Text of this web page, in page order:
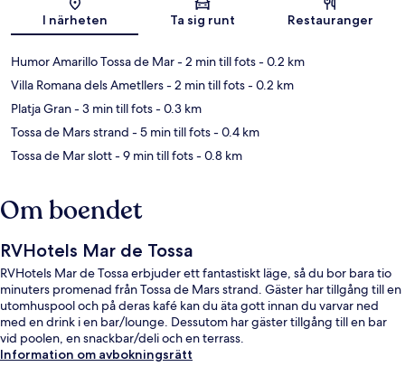
Karta
I närheten Ta sig runt Restauranger
Humor Amarillo Tossa de Mar- 2 min till fots- 0.2 km
Villa Romana dels Ametllers- 2 min till fots- 0.2 km
Platja Gran- 3 min till fots- 0.3 km
Tossa de Mars strand - 5 min till fots- 0.4 km
Tossa de Mar slott- 9 min till fots- 0.8 km
Om boendet
RVHotels Mar de Tossa
RVHotels Mar de Tossa erbjuder ett fantastiskt läge, så du bor bara tio
minuters promenad från Tossa de Mars strand. Gäster har tillgång till en
utomhuspool och på deras kafé kan du äta gott innan du varvar ned
med en drink i en bar/lounge. Dessutom har gäster tillgång till en bar
vid poolen, en snackbar/deli och en terrass.
Information om avbokningsrätt